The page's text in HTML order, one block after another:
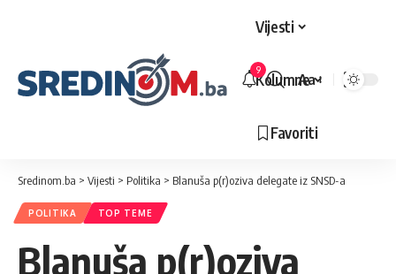
Vijesti
Kolumne
Favoriti
9
Veličina
Aa
Sredinom.ba > Vijesti > Politika > Blanuša p(r)oziva delegate iz SNSD-a
POLITIKA TOP TEME
Blanuša p(r)oziva